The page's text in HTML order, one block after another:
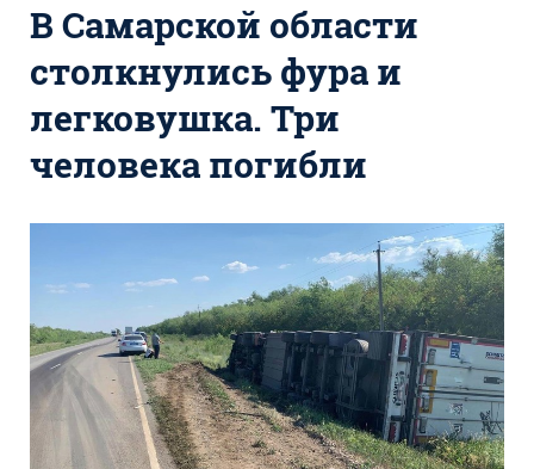
Ремонт Обводного шоссе
Набережная Тольятти
Неделя Тольятти
В Самарской области
столкнулись фура и
легковушка. Три
человека погибли